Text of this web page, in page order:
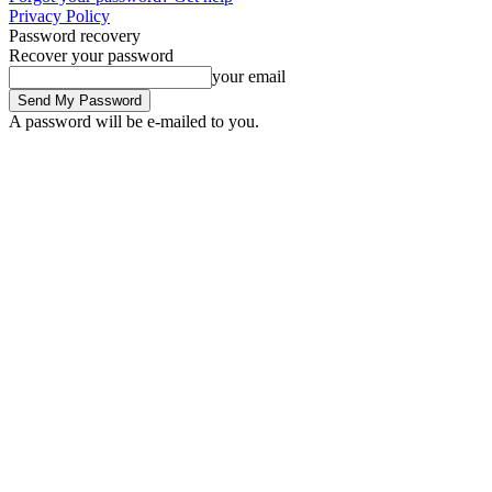
Privacy Policy
Password recovery
Recover your password
your email
A password will be e-mailed to you.